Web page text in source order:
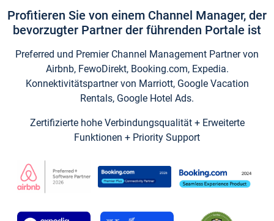
Profitieren Sie von einem Channel Manager, der
bevorzugter Partner der führenden Portale ist
Preferred und Premier Channel Management Partner von
Airbnb, FewoDirekt, Booking.com, Expedia.
Konnektivitätspartner von Marriott, Google Vacation
Rentals, Google Hotel Ads.
Zertifizierte hohe Verbindungsqualität + Erweiterte
Funktionen + Priority Support